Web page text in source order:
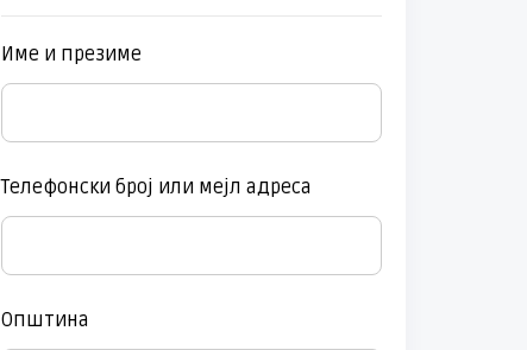
Име и презиме
Телефонски број или мејл адреса
Општина